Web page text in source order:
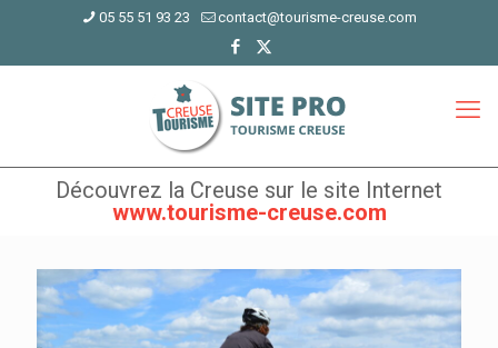
05 55 51 93 23 contact@tourisme-creuse.com
Découvrez la Creuse sur le site Internet
www.tourisme-creuse.com